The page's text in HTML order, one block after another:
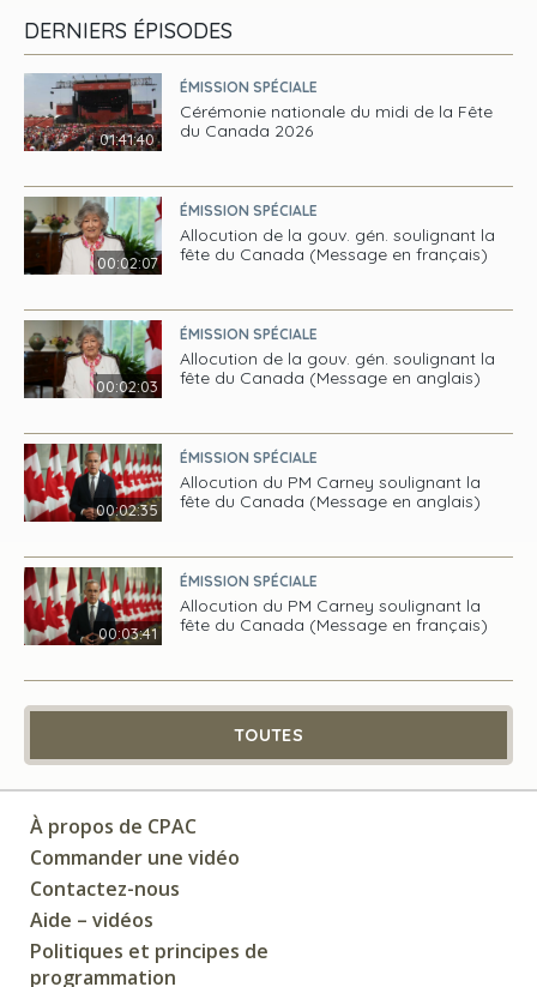
DERNIERS ÉPISODES
01:41:40
ÉMISSION SPÉCIALE
Cérémonie nationale du midi de la Fête
du Canada 2026
00:02:07
ÉMISSION SPÉCIALE
Allocution de la gouv. gén. soulignant la
fête du Canada (Message en français)
00:02:03
ÉMISSION SPÉCIALE
Allocution de la gouv. gén. soulignant la
fête du Canada (Message en anglais)
00:02:35
ÉMISSION SPÉCIALE
Allocution du PM Carney soulignant la
fête du Canada (Message en anglais)
00:03:41
ÉMISSION SPÉCIALE
Allocution du PM Carney soulignant la
fête du Canada (Message en français)
TOUTES
À propos de CPAC
Commander une vidéo
Contactez-nous
Aide – vidéos
Politiques et principes de
programmation